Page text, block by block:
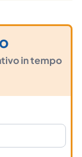
in tempo